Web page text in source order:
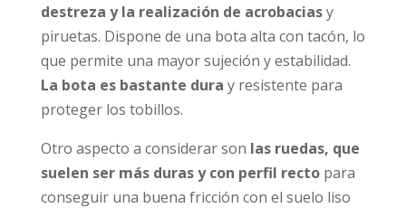
destreza y la realización de acrobaciasy
piruetas. Dispone de una bota alta con tacón, lo
que permite una mayor sujeción y estabilidad.
La bota es bastante dura y resistente para
proteger los tobillos.
Otro aspecto a considerar son las ruedas, que
suelen ser más duras y con perfil rectopara
conseguir una buena fricción con el suelo liso